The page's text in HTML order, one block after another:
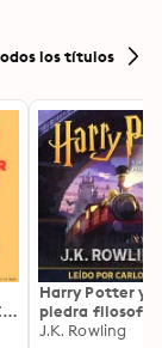
los títulos
Harry Potter y
piedra filosofal
J.K. Rowling